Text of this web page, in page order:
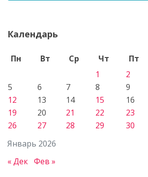
Календарь
Январь 2026
Пн Вт Ср Чт Пт
1
2
5
6 7 8 9
12
13 14 15 16
19
20 21 22 23
26
27 28 29 30
« Дек Фев »